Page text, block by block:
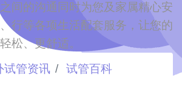
间的沟通 同时为您及家属精心安
行等各项生活配套服务，让您的
松、更舒适。
试管资讯 试管百科